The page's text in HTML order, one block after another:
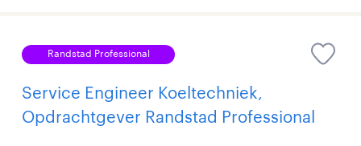
Randstad Professional
Service Engineer Koeltechniek,
Opdrachtgever Randstad Professional